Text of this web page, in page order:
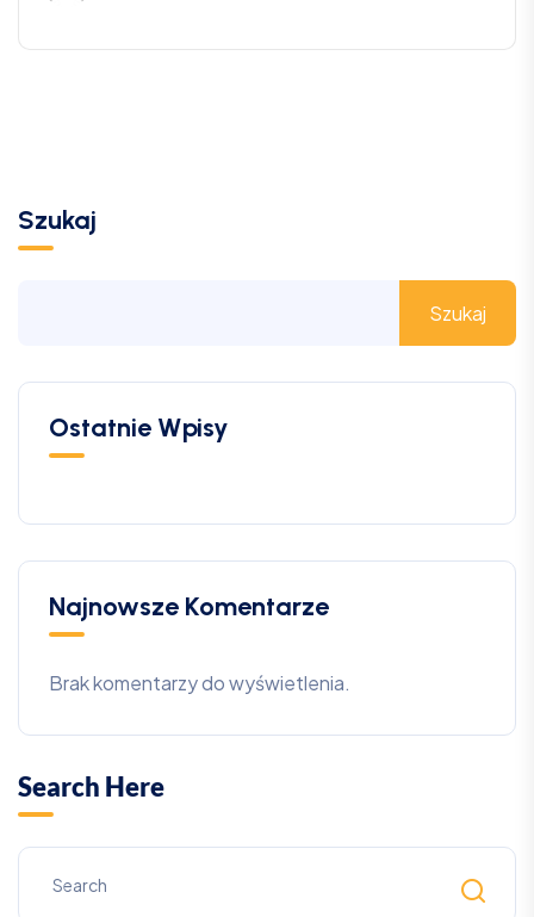
Szukaj
Szukaj
Ostatnie Wpisy
Najnowsze Komentarze
Brak komentarzy do wyświetlenia.
Search Here